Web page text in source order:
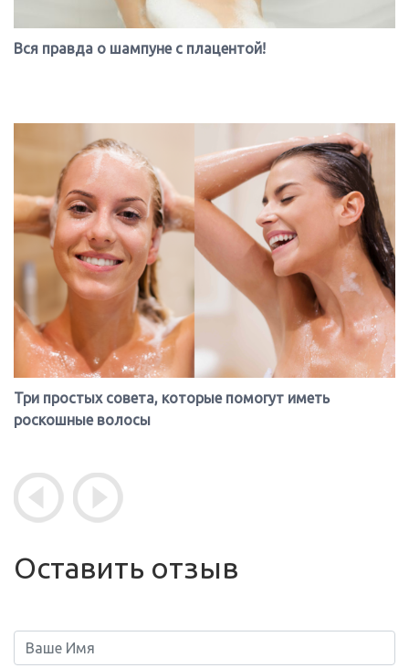
Можно ли беременным стричь и красить волосы?
Спортивные прически на каждый день: звездные
примеры
Оставить отзыв